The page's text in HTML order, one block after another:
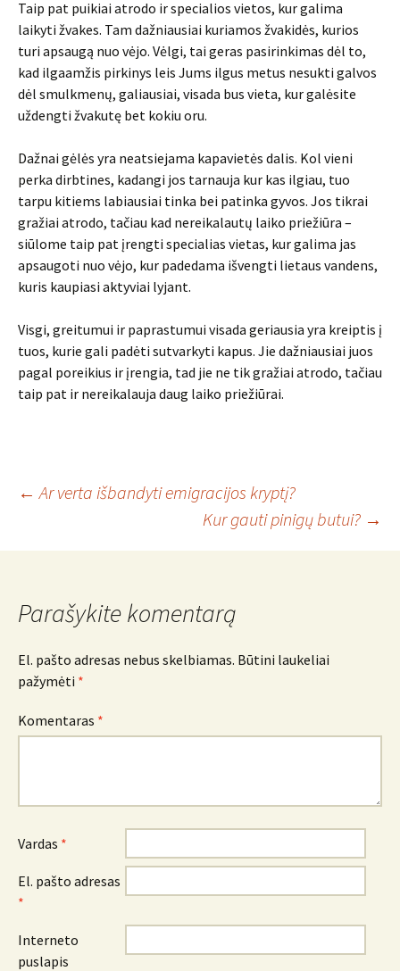
Taip pat puikiai atrodo ir specialios vietos, kur galima
laikyti žvakes. Tam dažniausiai kuriamos žvakidės, kurios
turi apsaugą nuo vėjo. Vėlgi, tai geras pasirinkimas dėl to,
kad ilgaamžis pirkinys leis Jums ilgus metus nesukti galvos
dėl smulkmenų, galiausiai, visada bus vieta, kur galėsite
uždengti žvakutę bet kokiu oru.
Dažnai gėlės yra neatsiejama kapavietės dalis. Kol vieni
perka dirbtines, kadangi jos tarnauja kur kas ilgiau, tuo
tarpu kitiems labiausiai tinka bei patinka gyvos. Jos tikrai
gražiai atrodo, tačiau kad nereikalautų laiko priežiūra –
siūlome taip pat įrengti specialias vietas, kur galima jas
apsaugoti nuo vėjo, kur padedama išvengti lietaus vandens,
kuris kaupiasi aktyviai lyjant.
Visgi, greitumui ir paprastumui visada geriausia yra kreiptis į
tuos, kurie gali padėti sutvarkyti kapus. Jie dažniausiai juos
pagal poreikius ir įrengia, tad jie ne tik gražiai atrodo, tačiau
taip pat ir nereikalauja daug laiko priežiūrai.
Įrašo
navigacija
← Ar verta išbandyti emigracijos kryptį?
Kur gauti pinigų butui? →
Parašykite komentarą
El. pašto adresas nebus skelbiamas. Būtini laukeliai
pažymėti *
Komentaras *
Vardas *
El. pašto adresas
*
Interneto
puslapis